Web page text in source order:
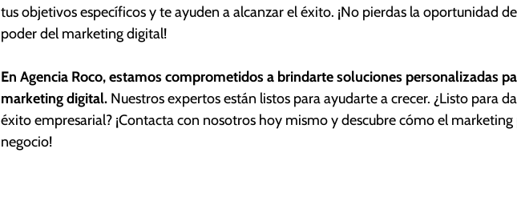
tus objetivos específicos y te ayuden a alcanzar el éxito. ¡No pierdas la oportunidad
poder del marketing digital!
En Agencia Roco, estamos comprometidos a brindarte soluciones personalizadas
marketing digital. Nuestros expertos están listos para ayudarte a crecer. ¿Listo para
éxito empresarial? ¡Contacta con nosotros hoy mismo y descubre cómo el
negocio!